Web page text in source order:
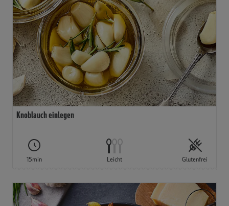
Knoblauch einlegen
15min Leicht Glutenfrei